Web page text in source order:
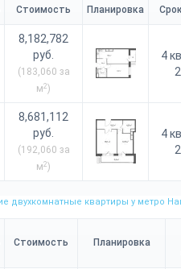
Стоимость Планировка
8,182,782
руб.
(183,060 за
м2 )
4
8,681,112
руб.
(192,060 за
м2 )
4
двухкомнатные квартиры у метро
Стоимость Планировка